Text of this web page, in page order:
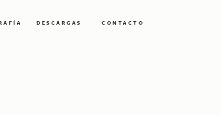
DESCARGAS CONTACTO